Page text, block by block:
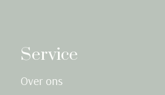
Service
Over ons